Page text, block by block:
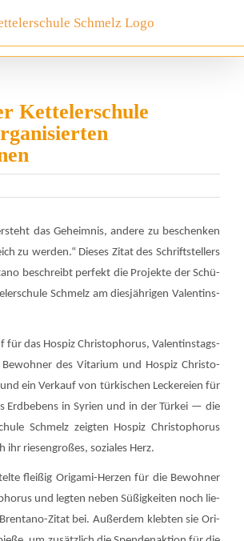
Kettelerschule
das Geheim­nis, ande­re zu beschen­ken
zu wer­den.“ Die­ses Zitat des Schrift­stel­lers
beschreibt per­fekt die Pro­jek­te der Schü­
Schmelz am dies­jäh­ri­gen Valen­tins­
für das Hos­piz Chris­to­pho­rus, Valen­tins­tags-
Bewoh­ner des Vita­ri­um und Hos­piz Chris­to­
ein Ver­kauf von tür­ki­schen Lecke­rei­en für
Erd­be­bens in Syri­en und in der Tür­kei — die
Schmelz zeig­ten Hos­piz Chris­to­pho­rus
ihr rie­sen­gro­ßes, sozia­les Herz.
flei­ßig Ori­ga­mi-Her­zen für die Bewoh­ner
und leg­ten neben Süßig­kei­ten noch lie­
Zitat bei. Außer­dem kleb­ten sie Ori­